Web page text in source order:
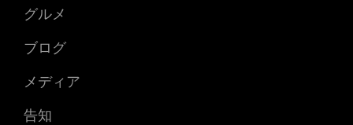
グルメ
ブログ
メディア
告知